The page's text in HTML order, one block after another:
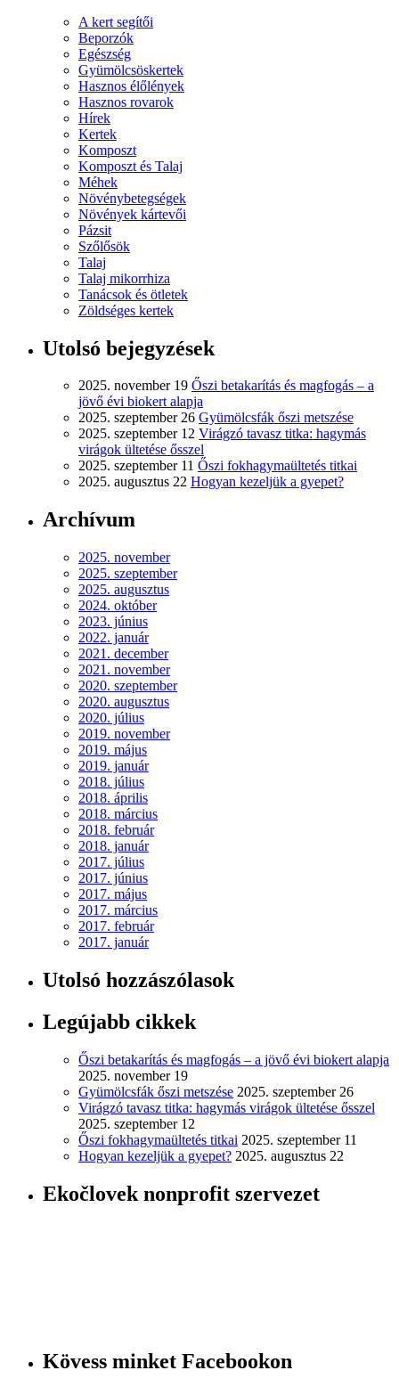
A kert segítői
Beporzók
Egészség
Gyümölcsöskertek
Hasznos élőlények
Hasznos rovarok
Hírek
Kertek
Komposzt
Komposzt és Talaj
Méhek
Növénybetegségek
Növények kártevői
Pázsit
Szőlősök
Talaj
Talaj mikorrhiza
Tanácsok és ötletek
Zöldséges kertek
Utolsó bejegyzések
2025. november 19 Őszi betakarítás és magfogás – a
jövő évi biokert alapja
2025. szeptember 26 Gyümölcsfák őszi metszése
2025. szeptember 12 Virágzó tavasz titka: hagymás
virágok ültetése ősszel
2025. szeptember 11 Őszi fokhagymaültetés titkai
2025. augusztus 22 Hogyan kezeljük a gyepet?
Archívum
2025. november
2025. szeptember
2025. augusztus
2024. október
2023. június
2022. január
2021. december
2021. november
2020. szeptember
2020. augusztus
2020. július
2019. november
2019. május
2019. január
2018. július
2018. április
2018. március
2018. február
2018. január
2017. július
2017. június
2017. május
2017. március
2017. február
2017. január
Utolsó hozzászólasok
Legújabb cikkek
Őszi betakarítás és magfogás – a jövő évi biokert alapja
2025. november 19
Gyümölcsfák őszi metszése 2025. szeptember 26
Virágzó tavasz titka: hagymás virágok ültetése ősszel
2025. szeptember 12
Őszi fokhagymaültetés titkai 2025. szeptember 11
Hogyan kezeljük a gyepet? 2025. augusztus 22
Ekočlovek nonprofit szervezet
Kövess minket Facebookon